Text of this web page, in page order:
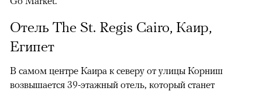
Отель The St. Regis Cairo, Каир,
Египет
В самом центре Каира к северу от улицы Корниш
возвышается 39-этажный отель, который станет